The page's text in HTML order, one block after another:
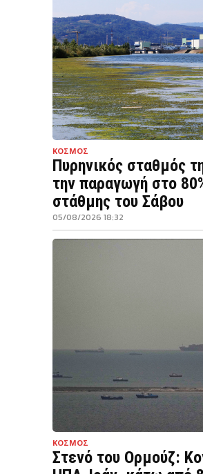
ΚΟΣΜΟΣ
Πυρηνικός σταθμός
την παραγωγή στο
στάθμης του Σάβου
05/08/2026 18:32
ΚΟΣΜΟΣ
Στενό του Ορμούζ: